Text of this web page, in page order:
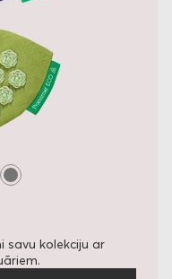
savu kolekciju ar